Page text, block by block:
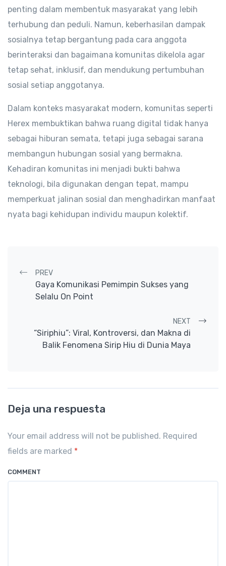
penting dalam membentuk masyarakat yang lebih
terhubung dan peduli. Namun, keberhasilan dampak
sosialnya tetap bergantung pada cara anggota
berinteraksi dan bagaimana komunitas dikelola agar
tetap sehat, inklusif, dan mendukung pertumbuhan
sosial setiap anggotanya.
Dalam konteks masyarakat modern, komunitas seperti
Herex membuktikan bahwa ruang digital tidak hanya
sebagai hiburan semata, tetapi juga sebagai sarana
membangun hubungan sosial yang bermakna.
Kehadiran komunitas ini menjadi bukti bahwa
teknologi, bila digunakan dengan tepat, mampu
memperkuat jalinan sosial dan menghadirkan manfaat
nyata bagi kehidupan individu maupun kolektif.
Post navigation
PREV
Gaya Komunikasi Pemimpin Sukses yang
Selalu On Point
NEXT
“Siriphiu”: Viral, Kontroversi, dan Makna di
Balik Fenomena Sirip Hiu di Dunia Maya
Deja una respuesta
Your email address will not be published. Required
fields are marked *
COMMENT